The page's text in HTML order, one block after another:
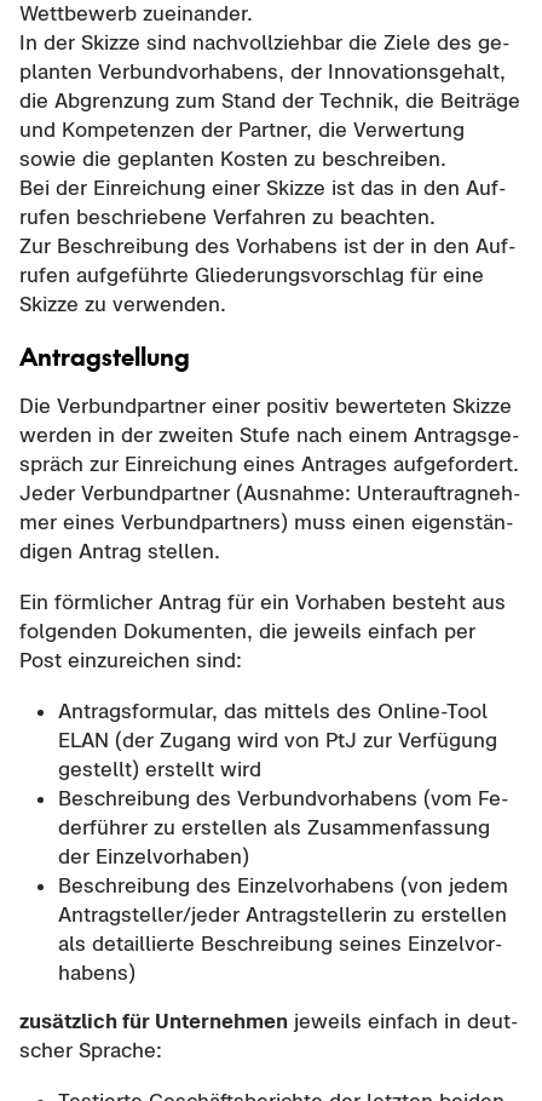
Wett­be­werb zu­ein­an­der.
In der Skiz­ze sind nach­voll­zieh­bar die Ziele des ge­
plan­ten Ver­bund­vor­ha­bens, der In­no­va­ti­ons­ge­halt,
die Ab­gren­zung zum Stand der Tech­nik, die Bei­trä­ge
und Kom­pe­ten­zen der Part­ner, die Ver­wer­tung
sowie die ge­plan­ten Kos­ten zu be­schrei­ben.
Bei der Ein­rei­chung einer Skiz­ze ist das in den Auf­
ru­fen be­schrie­be­ne Ver­fah­ren zu be­ach­ten.
Zur Be­schrei­bung des Vor­ha­bens ist der in den Auf­
ru­fen auf­ge­führ­te Glie­de­rungs­vor­schlag für eine
Skiz­ze zu ver­wen­den.
An­trag­stel­lung
Die Ver­bund­part­ner einer po­si­tiv be­wer­te­ten Skiz­ze
wer­den in der zwei­ten Stufe nach einem An­trags­ge­
spräch zur Ein­rei­chung eines An­tra­ges auf­ge­for­dert.
Jeder Ver­bund­part­ner (Aus­nah­me: Un­ter­auf­trag­neh­
mer eines Ver­bund­part­ners) muss einen ei­gen­stän­
di­gen An­trag stel­len.
Ein förm­li­cher An­trag für ein Vor­ha­ben be­steht aus
fol­gen­den Do­ku­men­ten, die je­weils ein­fach per
Post ein­zu­rei­chen sind:
An­trags­for­mu­lar, das mit­tels des Online-​Tool
ELAN (der Zu­gang wird von PtJ zur Ver­fü­gung
ge­stellt) er­stellt wird
Be­schrei­bung des Ver­bund­vor­ha­bens (vom Fe­
der­füh­rer zu er­stel­len als Zu­sam­men­fas­sung
der Ein­zel­vor­ha­ben)
Be­schrei­bung des Ein­zel­vor­ha­bens (von jedem
An­trag­stel­ler/jeder An­trag­stel­le­rin zu er­stel­len
als de­tail­lier­te Be­schrei­bung sei­nes Ein­zel­vor­
ha­bens)
zu­sätz­lich für Un­ter­neh­men je­weils ein­fach in deut­
scher Spra­che: